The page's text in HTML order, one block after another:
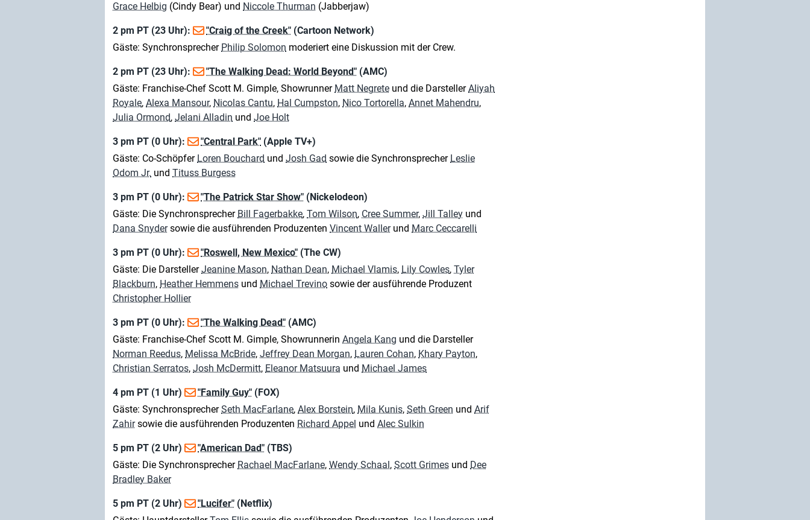
Grace Helbig (Cindy Bear) und Niccole Thurman (Jabberjaw)
2 pm PT (23 Uhr): "Craig of the Creek" (Cartoon Network)
Gäste: Synchronsprecher Philip Solomon moderiert eine Diskussion mit der Crew.
2 pm PT (23 Uhr): "The Walking Dead: World Beyond" (AMC)
Gäste: Franchise-Chef Scott M. Gimple, Showrunner Matt Negrete und die DarstellerAliyah
Royale, Alexa Mansour, Nicolas Cantu, Hal Cumpston, Nico Tortorella, Annet Mahendru,
Julia Ormond, Jelani Alladin und Joe Holt
3 pm PT (0 Uhr): "Central Park" (Apple TV+)
Gäste: Co-Schöpfer Loren Bouchard und Josh Gad sowie die Synchronsprecher Leslie
Odom Jr. und Tituss Burgess
3 pm PT (0 Uhr): "The Patrick Star Show" (Nickelodeon)
Gäste: Die Synchronsprecher Bill Fagerbakke, Tom Wilson, Cree Summer, Jill Talley und
Dana Snydersowie die ausführenden Produzenten Vincent Wallerund Marc Ceccarelli
3 pm PT (0 Uhr): "Roswell, New Mexico" (The CW)
Gäste: Die DarstellerJeanine Mason, Nathan Dean, Michael Vlamis, Lily Cowles, Tyler
Blackburn, Heather Hemmens und Michael Trevino sowie der ausführende Produzent
Christopher Hollier
3 pm PT (0 Uhr): "The Walking Dead" (AMC)
Gäste: Franchise-Chef Scott M. Gimple, Showrunnerin Angela Kang und die Darsteller
Norman Reedus, Melissa McBride, Jeffrey Dean Morgan, Lauren Cohan, Khary Payton,
Christian Serratos, Josh McDermitt, Eleanor Matsuura und Michael James
4 pm PT (1 Uhr) "Family Guy" (FOX)
Gäste: SynchronsprecherSeth MacFarlane, Alex Borstein, Mila Kunis, Seth Green und Arif
Zahirsowie die ausführenden Produzenten Richard Appel und Alec Sulkin
5 pm PT (2 Uhr) "American Dad" (TBS)
Gäste: Die Synchronsprecher Rachael MacFarlane, Wendy Schaal, Scott Grimes und Dee
Bradley Baker
5 pm PT (2 Uhr) "Lucifer" (Netflix)